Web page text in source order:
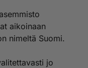
aikoinaan
nimeltä Suomi.
jo